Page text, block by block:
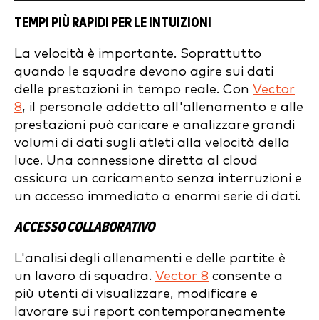
TEMPI PIÙ RAPIDI PER LE INTUIZIONI
La velocità è importante. Soprattutto
quando le squadre devono agire sui dati
delle prestazioni in tempo reale. Con Vector
8, il personale addetto all'allenamento e alle
prestazioni può caricare e analizzare grandi
volumi di dati sugli atleti alla velocità della
luce. Una connessione diretta al cloud
assicura un caricamento senza interruzioni e
un accesso immediato a enormi serie di dati.
ACCESSO COLLABORATIVO
L'analisi degli allenamenti e delle partite è
un lavoro di squadra. Vector 8 consente a
più utenti di visualizzare, modificare e
lavorare sui report contemporaneamente